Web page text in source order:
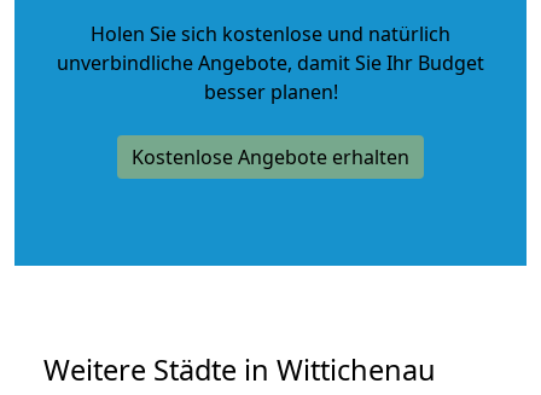
Holen Sie sich kostenlose und natürlich
unverbindliche Angebote, damit Sie Ihr Budget
besser planen!
Kostenlose Angebote erhalten
Weitere Städte in Wittichenau